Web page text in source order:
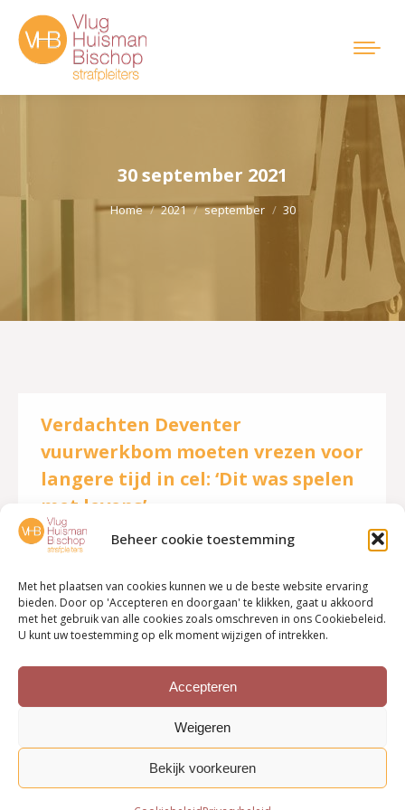
Beheer cookie toestemming
Met het plaatsen van cookies kunnen we u de beste website ervaring
bieden. Door op 'Accepteren en doorgaan' te klikken, gaat u akkoord
met het gebruik van alle cookies zoals omschreven in ons Cookiebeleid.
U kunt uw toestemming op elk moment wijzigen of intrekken.
Accepteren
Weigeren
Bekijk voorkeuren
30 september 2021
Home 2021 september 30
Verdachten Deventer
vuurwerkbom moeten vrezen voor
langere tijd in cel: ‘Dit was spelen
met levens’
Nieuws DoorVHB strafpleiters 30 september 2021
drie mannen die verdacht worden van het
fabriceren en laten ontploffen van een